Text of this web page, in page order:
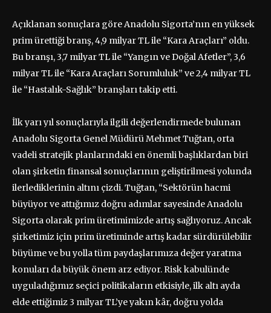
Açıklanan sonuçlara göre Anadolu Sigorta’nın en yüksek
prim ürettiği branş, 4,9 milyar TL ile “Kara Araçları” oldu.
Bu branşı, 3,7 milyar TL ile “Yangın ve Doğal Afetler”, 3,6
milyar TL ile “Kara Araçları Sorumluluk” ve 2,4 milyar TL
ile “Hastalık-Sağlık” branşları takip etti.
İlk yarı yıl sonuçlarıyla ilgili değerlendirmede bulunan
Anadolu Sigorta Genel Müdürü Mehmet Tuğtan, orta
vadeli stratejik planlarındaki en önemli başlıklardan biri
olan şirketin finansal sonuçlarının geliştirilmesi yolunda
ilerlediklerinin altını çizdi. Tuğtan, “Sektörün hacmi
büyüyor ve attığımız doğru adımlar sayesinde Anadolu
Sigorta olarak prim üretimimizde artış sağlıyoruz. Ancak
şirketimiz için prim üretiminde artış kadar sürdürülebilir
büyüme ve bu yolla tüm paydaşlarımıza değer yaratma
konuları da büyük önem arz ediyor. Risk kabulünde
uyguladığımız seçici politikaların etkisiyle, ilk altı ayda
elde ettiğimiz 3 milyar TL’ye yakın kâr, doğru yolda